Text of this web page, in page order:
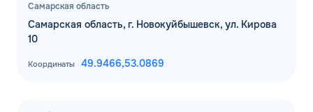
Самарская область
Самарская область, г. Новокуйбышевск, ул. Кирова
10
Координаты 49.9466,53.0869